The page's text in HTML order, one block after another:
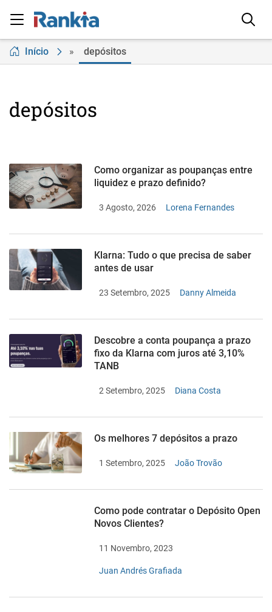
Início » depósitos
depósitos
Como organizar as poupanças entre
liquidez e prazo definido?
3 Agosto, 2026 Lorena Fernandes
Klarna: Tudo o que precisa de saber
antes de usar
23 Setembro, 2025 Danny Almeida
Descobre a conta poupança a prazo
fixo da Klarna com juros até 3,10%
TANB
2 Setembro, 2025 Diana Costa
Os melhores 7 depósitos a prazo
1 Setembro, 2025 João Trovão
Como pode contratar o Depósito Open
Novos Clientes?
11 Novembro, 2023
Juan Andrés Grafiada